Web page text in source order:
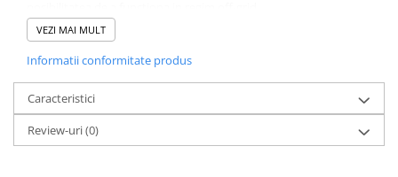
VEZI MAI MULT
Informatii conformitate produs
Caracteristici
Review-uri(0)